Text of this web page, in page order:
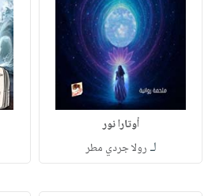
أوتارا نور
لـ رولا جردي مطر